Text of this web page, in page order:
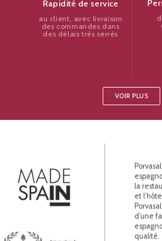
Rapidité de service
au client, avec livraison
des commandes dans
des délais très serrés
VOIR PLUS
la
et
d’une
qualité.